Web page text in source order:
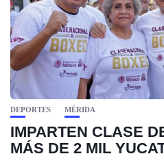
DEPORTES MÉRIDA
IMPARTEN CLASE
MÁS DE 2 MIL